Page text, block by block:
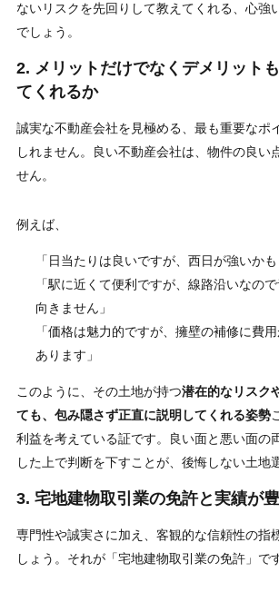
ないリスクを先回りして教えてくれる、心強
でしょう。
2. メリットだけでなくデメリット
てくれるか
誠実な不動産会社を見極める、最も重要なポ
しれません。良い不動産会社は、物件の良い
せん。
例えば、
「日当たりは良いですが、西日が強いかも
「駅に近くて便利ですが、線路沿いなの
向きません」
「価格は魅力的ですが、擁壁の補修に費
あります」
このように、その土地が持つ潜在的なリスク
ても、包み隠さず正直に説明してくれる姿勢
利益を考えている証です。良い面と悪い面の
した上で判断を下すことが、後悔しない土地
3. 宅地建物取引業の免許と実績が
専門性や誠実さに加え、客観的な信頼性の指
しょう。それが「宅地建物取引業の免許」です